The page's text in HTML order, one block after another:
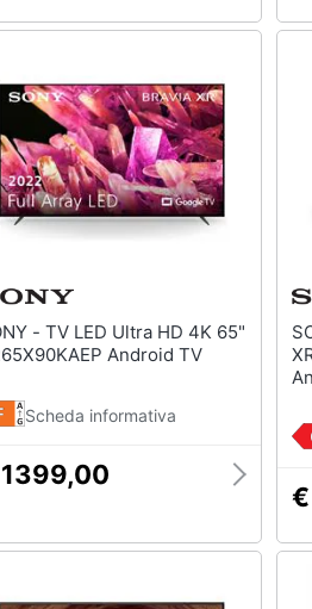
Ultra HD 4K 65"
Android TV
Scheda informativa
SONY -